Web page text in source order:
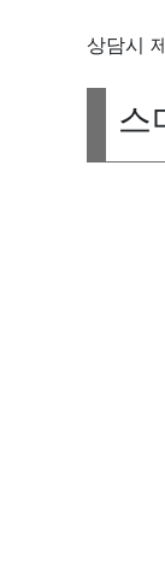
상담시
스